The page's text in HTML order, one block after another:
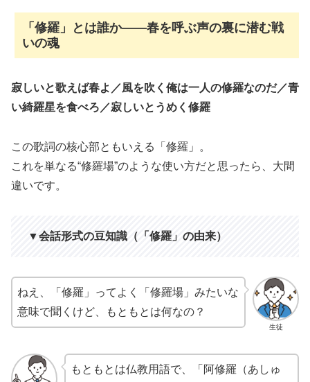
「修羅」とは誰か――春を呼ぶ声の裏に潜む戦
いの魂
寂しいと歌えば春よ／風を吹く俺は一人の修羅なのだ／青
い綺羅星を食べろ／寂しいとうめく修羅
この歌詞の核心部ともいえる「修羅」。
これを単なる“修羅場”のような使い方だと思ったら、大間
違いです。
▼会話形式の豆知識（「修羅」の由来）
生徒
ねえ、「修羅」ってよく「修羅場」みたいな
意味で聞くけど、もともとは何なの？
もともとは仏教用語で、「阿修羅（あしゅ